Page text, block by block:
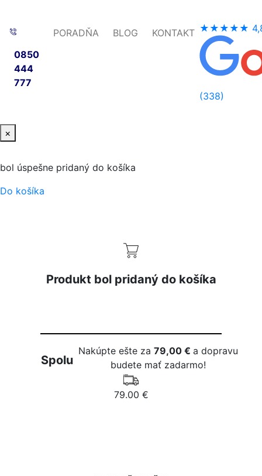
0850
444
777
PORADŇA BLOG KONTAKT ★★★★★
(338)
×
bol úspešne pridaný do košíka
Do košíka
Produkt bol pridaný do košíka
Spolu
Nakúpte ešte za79,00 €a dopravu
budete mať zadarmo!
79.00 €